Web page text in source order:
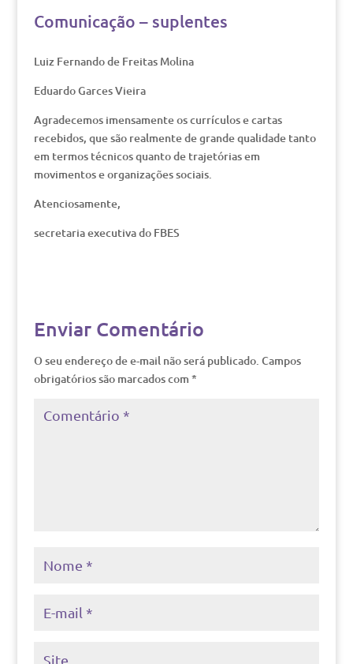
Comunicação – suplentes
Luiz Fernando de Freitas Molina
Eduardo Garces Vieira
Agradecemos imensamente os currículos e cartas
recebidos, que são realmente de grande qualidade tanto
em termos técnicos quanto de trajetórias em
movimentos e organizações sociais.
Atenciosamente,
secretaria executiva do FBES
Enviar Comentário
O seu endereço de e-mail não será publicado. Campos
obrigatórios são marcados com *